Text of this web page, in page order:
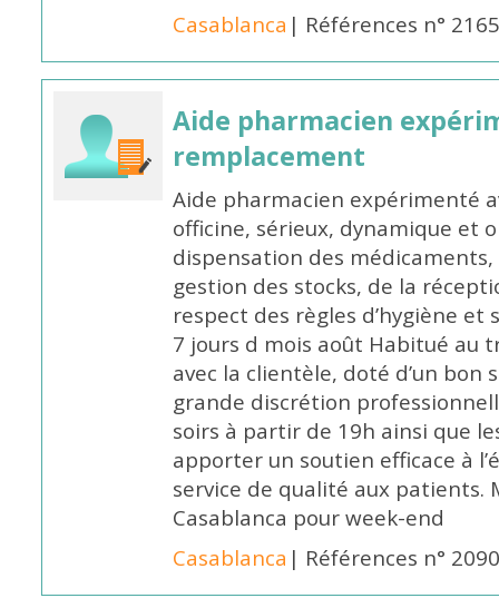
Casablanca | Références n°
Aide pharmacien
remplacement
Aide pharmacien expérimenté
officine, sérieux, dynamique et
dispensation des
gestion des stocks, de la
respect des règles d’hygiène
7 jours d mois août Habitué au
avec la clientèle, doté d’un bon
grande discrétion
soirs à partir de 19h ainsi que
apporter un soutien efficace à
service de qualité aux patients.
Casablanca pour week-end
Casablanca | Références n°